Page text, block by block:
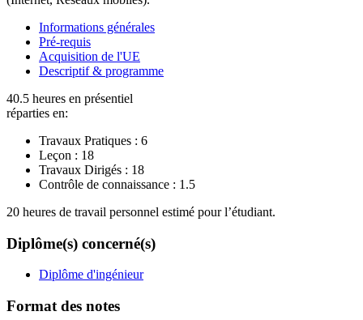
Informations générales
Pré-requis
Acquisition de l'UE
Descriptif & programme
40.5 heures en présentiel
réparties en:
Travaux Pratiques : 6
Leçon : 18
Travaux Dirigés : 18
Contrôle de connaissance : 1.5
20 heures de travail personnel estimé pour l’étudiant.
Diplôme(s) concerné(s)
Diplôme d'ingénieur
Format des notes